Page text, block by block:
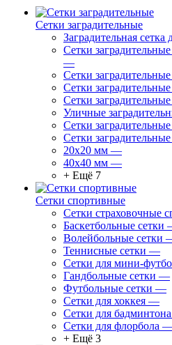
Сетки заградительные
Заградительная сетка
Сетки
—
Сетки
Сетки
Сетки
Уличные
Сетки
Сетки
20х20 мм —
40х40 мм —
+ Ещё 7
Сетки спортивные
Сетки страховочные
Баскетбольные сетки
Волейбольные сетки
Теннисные сетки —
Сетки для мини-
Гандбольные сетки —
Футбольные сетки —
Сетки для хоккея —
Сетки для бадминтона
Сетки для флорбола
+ Ещё 3